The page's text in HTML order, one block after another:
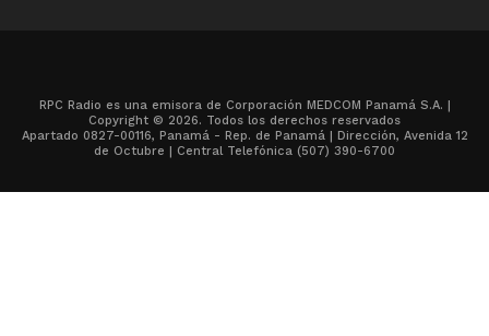
RPC Radio es una emisora de Corporación MEDCOM Panamá S.A. |
Copyright © 2026. Todos los derechos reservados
Apartado 0827-00116, Panamá - Rep. de Panamá | Dirección, Avenida 12
de Octubre | Central Telefónica (507) 390-6700